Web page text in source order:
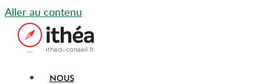
Aller au contenu
NOUS